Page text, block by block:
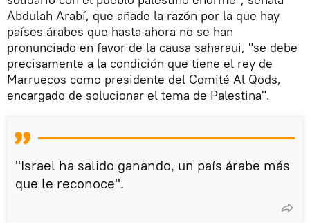
Abdulah Arabí, que añade la razón por la que hay
países árabes que hasta ahora no se han
pronunciado en favor de la causa saharaui, "se debe
precisamente a la condición que tiene el rey de
Marruecos como presidente del Comité Al Qods,
encargado de solucionar el tema de Palestina".
"Israel ha salido ganando, un país árabe más
que le reconoce".